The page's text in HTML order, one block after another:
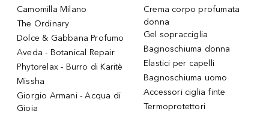
Camomilla Milano
The Ordinary
Dolce & Gabbana Profumo
Aveda - Botanical Repair
Phytorelax - Burro di Karitè
Missha
Giorgio Armani - Acqua di
Gioia
Crema corpo profumata
donna
Gel sopracciglia
Bagnoschiuma donna
Elastici per capelli
Bagnoschiuma uomo
Accessori ciglia finte
Termoprotettori